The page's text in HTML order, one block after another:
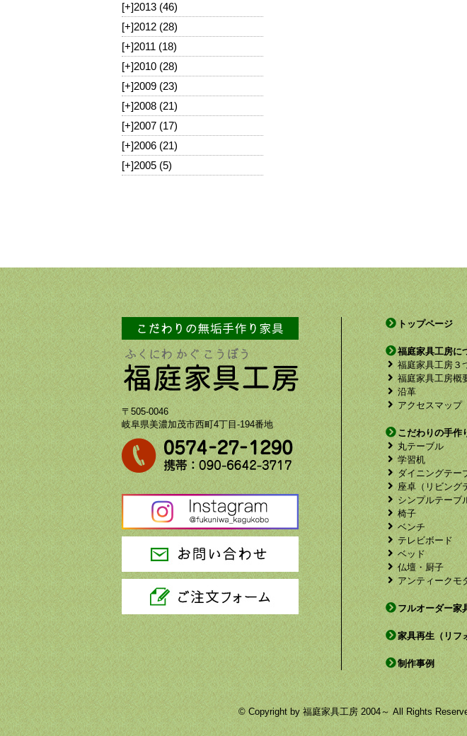
[+]2013 (46)
[+]2012 (28)
[+]2011 (18)
[+]2010 (28)
[+]2009 (23)
[+]2008 (21)
[+]2007 (17)
[+]2006 (21)
[+]2005 (5)
〒505-0046
岐阜県美濃加茂市西町4丁目-194番地
トップページ
福庭家具工房に
福庭家具工房３
福庭家具工房概
沿革
アクセスマップ
こだわりの手作
丸テーブル
学習机
ダイニングテー
座卓（リビング
シンプルテーブ
椅子
ベンチ
テレビボード
ベッド
仏壇・厨子
アンティークモ
フルオーダー家
家具再生（リフ
制作事例
© Copyright by 福庭家具工房 2004～ All Rights